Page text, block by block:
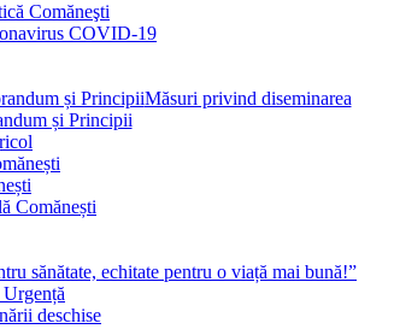
Comăneşti
COVID-19
Măsuri privind diseminarea
și Principii
Comănești
sănătate, echitate pentru o viață mai bună!”
deschise